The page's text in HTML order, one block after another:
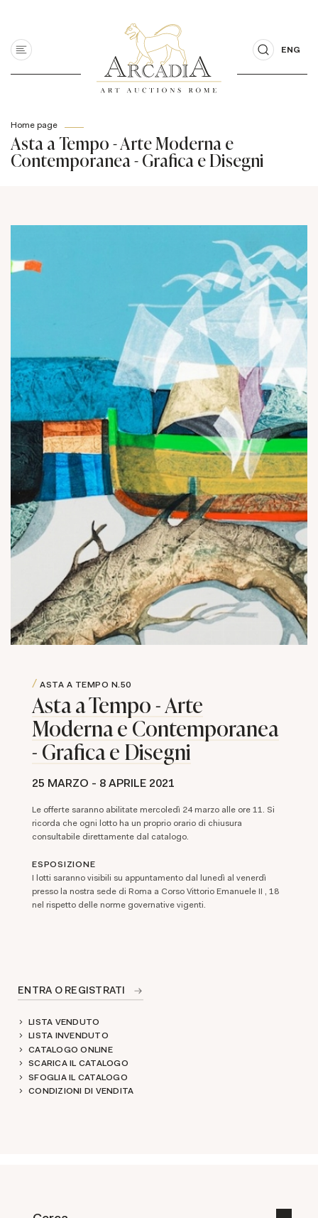
ENG
Home page
Asta a Tempo - Arte Moderna e
Contemporanea - Grafica e Disegni
ASTA A TEMPO N.50
Asta a Tempo - Arte
Moderna e Contemporanea
- Grafica e Disegni
25 MARZO - 8 APRILE 2021
Le offerte saranno abilitate mercoledì 24 marzo alle ore 11. Si
ricorda che ogni lotto ha un proprio orario di chiusura
consultabile direttamente dal catalogo.
ESPOSIZIONE
I lotti saranno visibili su appuntamento dal lunedì al venerdì
presso la nostra sede di Roma a Corso Vittorio Emanuele II , 18
nel rispetto delle norme governative vigenti.
ENTRA O REGISTRATI
LISTA VENDUTO
LISTA INVENDUTO
CATALOGO ONLINE
SCARICA IL CATALOGO
SFOGLIA IL CATALOGO
CONDIZIONI DI VENDITA